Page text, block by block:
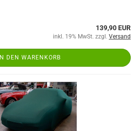
139,90 EUR
inkl. 19% MwSt. zzgl. Versand
IN DEN WARENKORB